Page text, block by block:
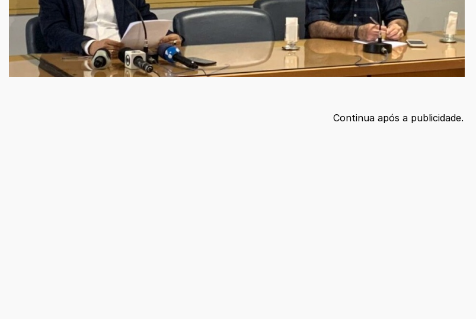
Continua após a publicidade.